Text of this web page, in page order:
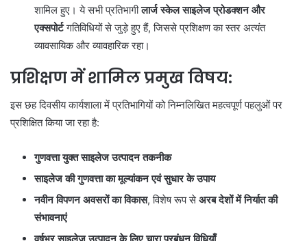
शामिल हुए। ये सभी प्रतिभागीलार्ज स्केल साइलेज प्रोडक्शन और
एक्सपोर्टगतिविधियों से जुड़े हुए हैं, जिससे प्रशिक्षण का स्तर अत्यंत
व्यावसायिक और व्यावहारिक रहा।
प्रशिक्षण में शामिल प्रमुख विषय:
इस छह दिवसीय कार्यशाला में प्रतिभागियों को निम्नलिखित महत्वपूर्ण पहलुओं पर
प्रशिक्षित किया जा रहा है:
गुणवत्ता युक्त साइलेज उत्पादन तकनीक
साइलेज की गुणवत्ता का मूल्यांकन एवं सुधार के उपाय
नवीन विपणन अवसरों का विकास, विशेष रूप सेअरब देशों में निर्यात की
संभावनाएं